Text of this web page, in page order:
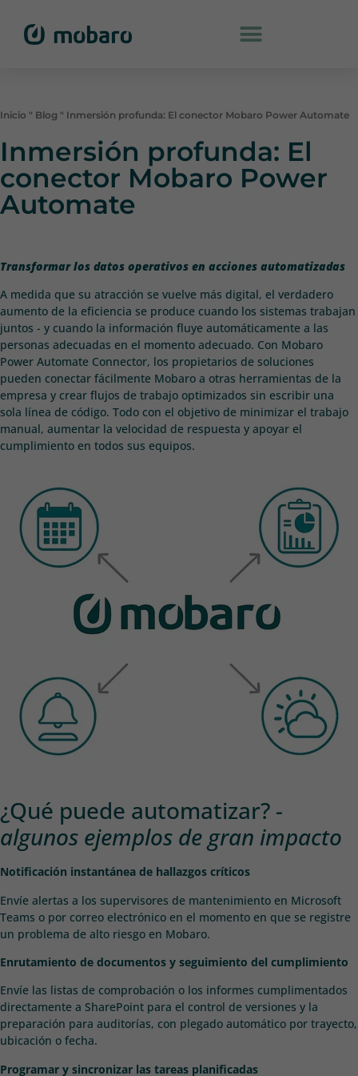
Inicio " Blog " Inmersión profunda: El conector Mobaro Power Automate
Inmersión profunda: El
conector Mobaro Power
Automate
Transformar los datos operativos en acciones automatizadas
A medida que su atracción se vuelve más digital, el verdadero
aumento de la eficiencia se produce cuando los sistemas trabajan
juntos - y cuando la información fluye automáticamente a las
personas adecuadas en el momento adecuado. Con Mobaro
Power Automate Connector, los propietarios de soluciones
pueden conectar fácilmente Mobaro a otras herramientas de la
empresa y crear flujos de trabajo optimizados sin escribir una
sola línea de código. Todo con el objetivo de minimizar el trabajo
manual, aumentar la velocidad de respuesta y apoyar el
cumplimiento en todos sus equipos.
¿Qué puede automatizar? -
algunos ejemplos de gran impacto
Notificación instantánea de hallazgos críticos
Envíe alertas a los supervisores de mantenimiento en Microsoft
Teams o por correo electrónico en el momento en que se registre
un problema de alto riesgo en Mobaro.
Enrutamiento de documentos y seguimiento del cumplimiento
Envíe las listas de comprobación o los informes cumplimentados
directamente a SharePoint para el control de versiones y la
preparación para auditorías, con plegado automático por trayecto,
ubicación o fecha.
Programar y sincronizar las tareas planificadas